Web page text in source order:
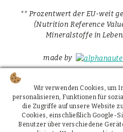
** Prozentwert der EU-weit
(Nutrition Reference
Mineralstoffe in
made by
Wir verwenden Cookies, um
personalisieren, Funktionen für
die Zugriffe auf unsere Website
Cookies, einschließlich Google-
Benutzer über verschiedene